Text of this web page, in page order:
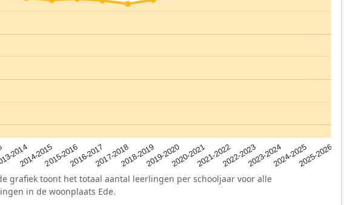
2014
2014-20152015-20162016-20172017-20182018-20192019-20202020-20212021-20222022-20232023-20242024-20252025-2026
grafiek toont het totaal aantal leerlingen per schooljaar voor alle
in de woonplaats Ede.